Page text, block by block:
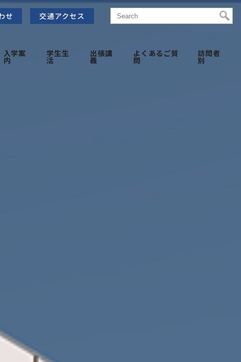
せ 交通アクセス
入学案
内
学生生
活
出張講
義
よくあるご質
問
訪問者
別